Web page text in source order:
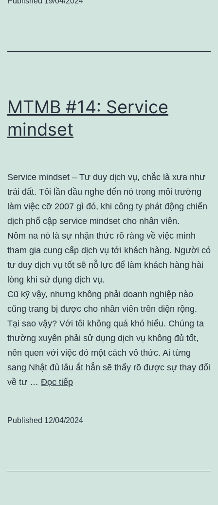
MTMB #14: Service
mindset
Service mindset – Tư duy dịch vụ, chắc là xưa như
trái đất. Tôi lần đầu nghe đến nó trong môi trường
làm việc cỡ 2007 gì đó, khi công ty phát động chiến
dịch phổ cập service mindset cho nhân viên.
Nôm na nó là sự nhận thức rõ ràng về việc mình
tham gia cung cấp dịch vụ tới khách hàng. Người có
tư duy dịch vụ tốt sẽ nỗ lực để làm khách hàng hài
lòng khi sử dụng dịch vụ.
Cũ kỹ vậy, nhưng không phải doanh nghiệp nào
cũng trang bị được cho nhân viên trên diện rộng.
Tại sao vậy? Với tôi không quá khó hiểu. Chúng ta
thường xuyên phải sử dụng dịch vụ không đủ tốt,
nên quen với việc đó một cách vô thức. Ai từng
sang Nhật đủ lâu ắt hẳn sẽ thấy rõ được sự thay đổi
về tư … Đọc tiếp
Published 12/04/2024